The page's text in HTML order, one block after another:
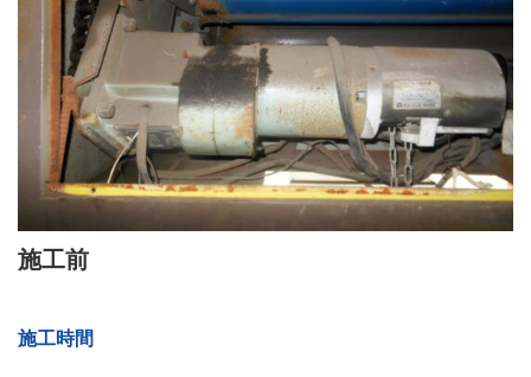
施工前
施工時間